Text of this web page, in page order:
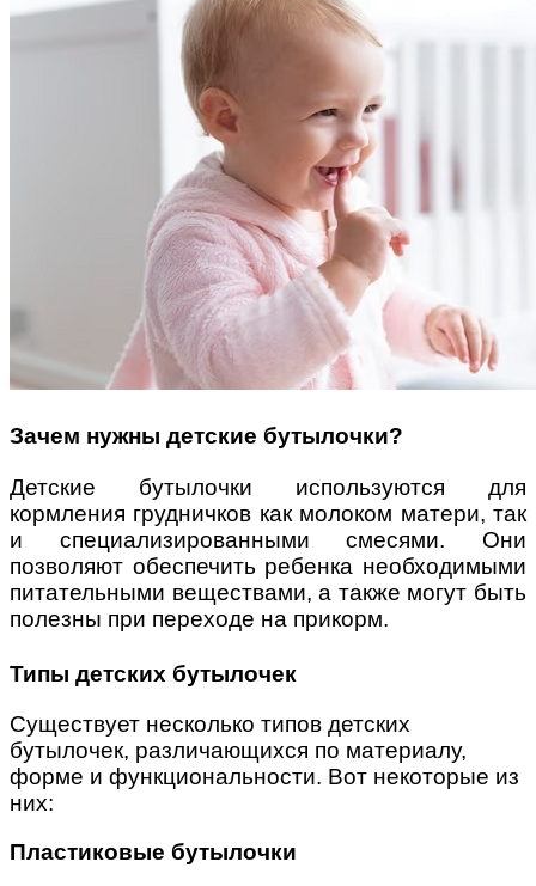
навчального року? Поради
Поради багатодітної мами:
особистісний розвиток в
мам, яка вона - мамаWOW
Зачем нужны детские бутылочки?
Детские бутылочки используются для
кормления грудничков как молоком матери, так
и специализированными смесями. Они
позволяют обеспечить ребенка необходимыми
питательными веществами, а также могут быть
полезны при переходе на прикорм.
Типы детских бутылочек
Существует несколько типов детских
бутылочек, различающихся по материалу,
форме и функциональности. Вот некоторые из
них:
Пластиковые бутылочки